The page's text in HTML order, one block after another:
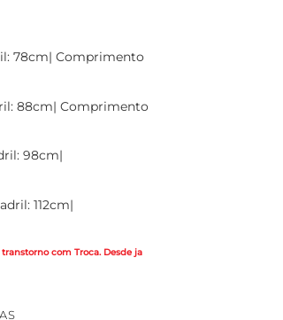
78cm| Comprimento
88cm| Comprimento
98cm|
112cm|
com Troca. Desde ja